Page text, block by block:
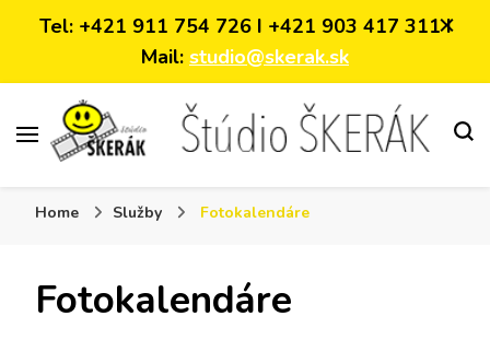
Tel: +421 911 754 726 I +421 903 417 311 I
Mail: studio@skerak.sk
Home Služby Fotokalendáre
Fotokalendáre